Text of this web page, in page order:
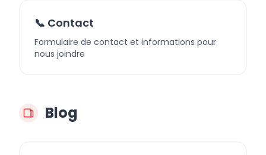
📞 Contact
Formulaire de contact et informations pour
nous joindre
Blog